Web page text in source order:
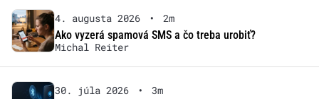
4. augusta 2026 •
2m
Ako vyzerá spamová SMS a čo treba urobiť?
Michal Reiter
30. júla 2026 •
3m